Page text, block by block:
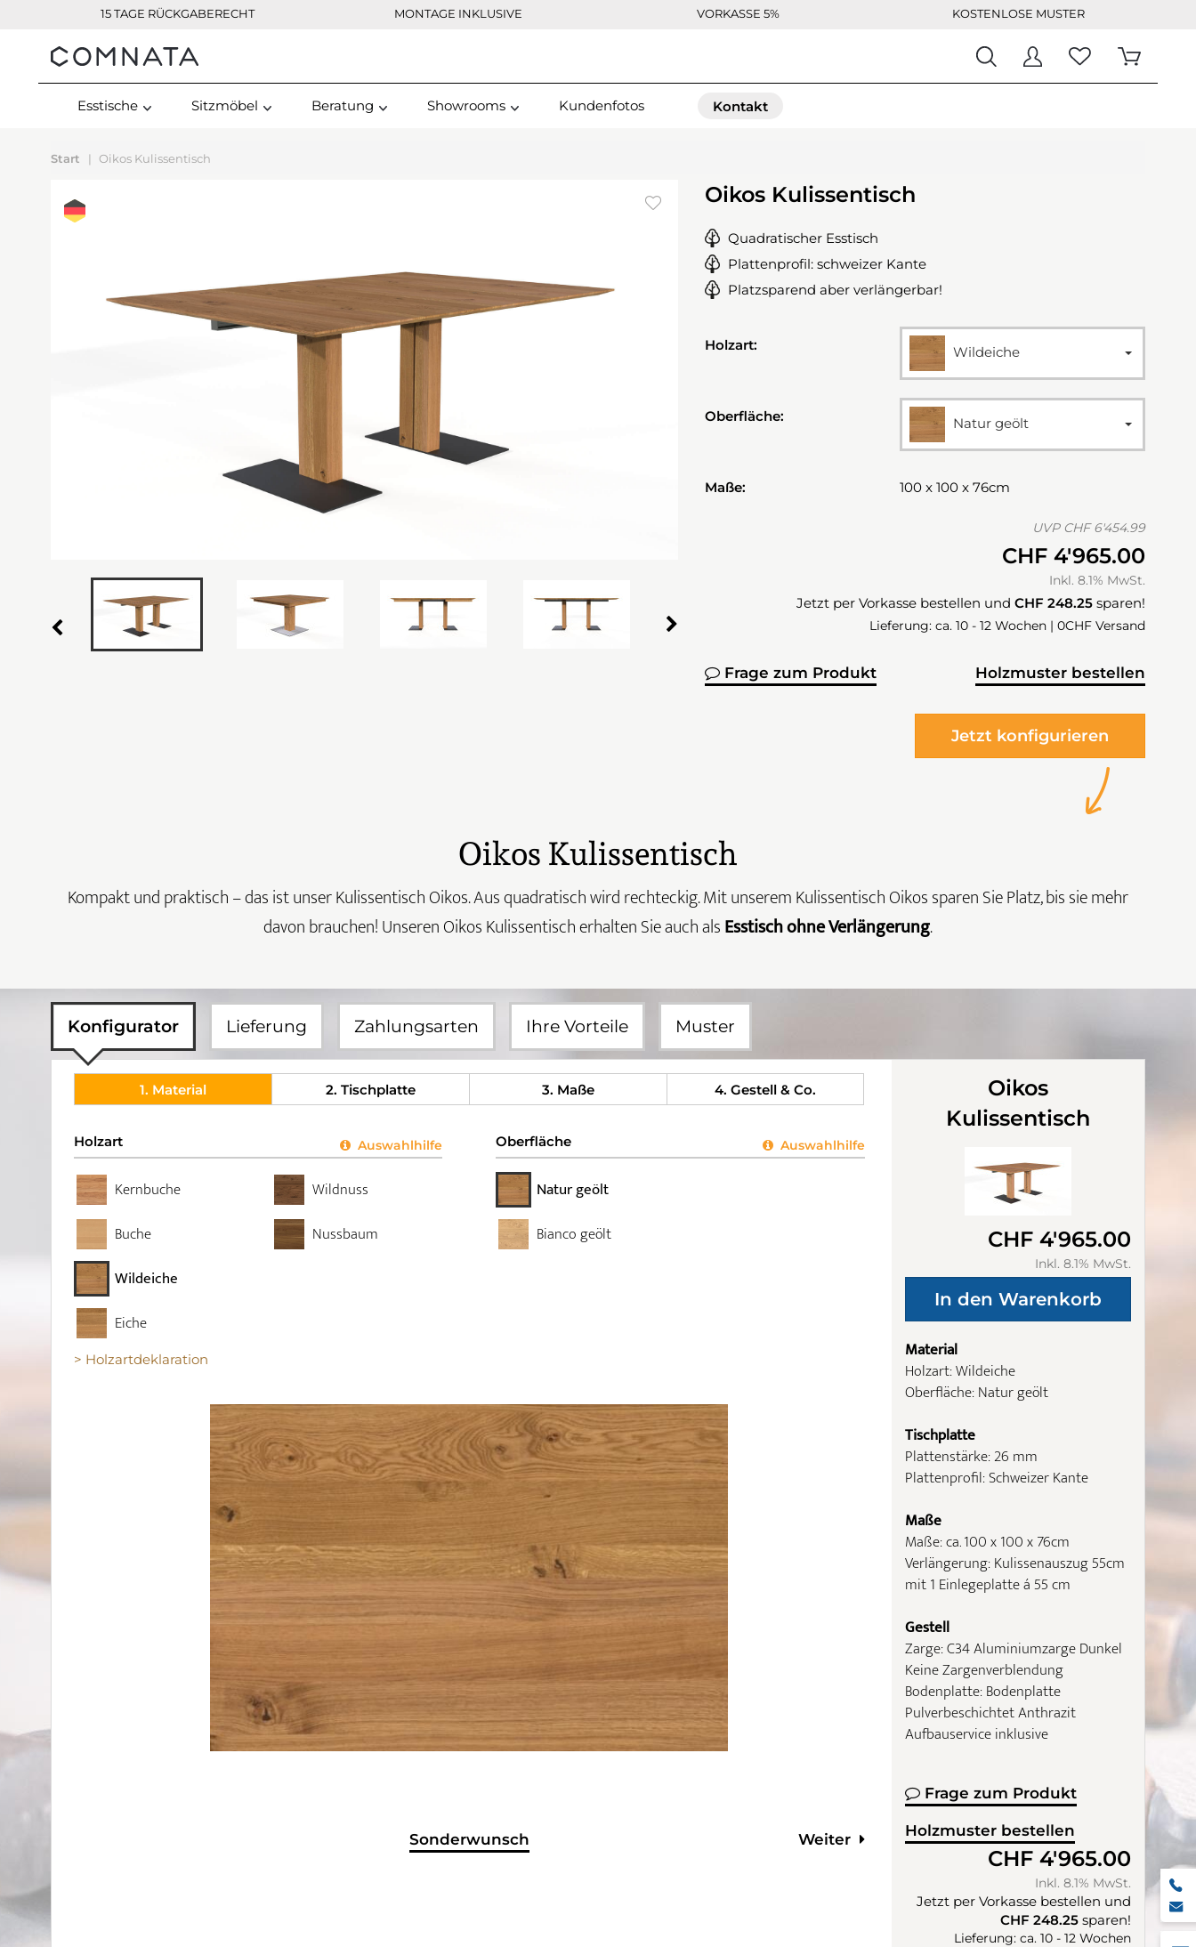
15 TAGE RÜCKGABERECHT MONTAGE INKLUSIVE VORKASSE 5% KOSTENLOSE MUSTER
Kontakt
Esstische Sitzmöbel Beratung Showrooms Kundenfotos Kontakt
Start Oikos Kulissentisch
Oikos Kulissentisch
Quadratischer Esstisch
Plattenprofil: schweizer Kante
Platzsparend aber verlängerbar!
Holzart: Wildeiche
Oberfläche: Natur geölt
Maße: 100 x 100 x 76cm
UVP CHF 6'454.99
CHF 4'965.00
Inkl. 8.1% MwSt.
Jetzt per Vorkasse bestellen und CHF 248.25 sparen!
Lieferung: ca. 10 - 12 Wochen | 0CHF Versand
Holzmuster bestellen
Frage zum Produkt
Jetzt konfigurieren
Oikos Kulissentisch
Kompakt und praktisch – das ist unser Kulissentisch Oikos. Aus quadratisch wird rechteckig. Mit unserem Kulissentisch Oikos sparen Sie Platz, bis sie mehr
davon brauchen! Unseren Oikos Kulissentisch erhalten Sie auch alsEsstisch ohne Verlängerung.
Konfigurator Lieferung Zahlungsarten Ihre Vorteile Muster
1. Material 2. Tischplatte 3. Maße 4. Gestell & Co.
Holzart Auswahlhilfe
Kernbuche
Buche
Wildeiche
Eiche
Wildnuss
Nussbaum
Oberfläche Auswahlhilfe
Natur geölt
Bianco geölt
> Holzartdeklaration
Weiter
Sonderwunsch
Oikos
Kulissentisch
CHF 4'965.00
Inkl. 8.1% MwSt.
Material
Holzart: Wildeiche
Oberfläche: Natur geölt
Tischplatte
Plattenstärke: 26 mm
Plattenprofil: Schweizer Kante
Maße
Maße: ca. 100 x 100 x 76cm
Verlängerung: Kulissenauszug 55cm
mit 1 Einlegeplatte á 55 cm
Gestell
Zarge: C34 Aluminiumzarge Dunkel
Keine Zargenverblendung
Bodenplatte: Bodenplatte
Pulverbeschichtet Anthrazit
Aufbauservice inklusive
Frage zum Produkt
Holzmuster bestellen
CHF 4'965.00
Inkl. 8.1% MwSt.
Jetzt per Vorkasse bestellen und
CHF 248.25 sparen!
Lieferung: ca. 10 - 12 Wochen